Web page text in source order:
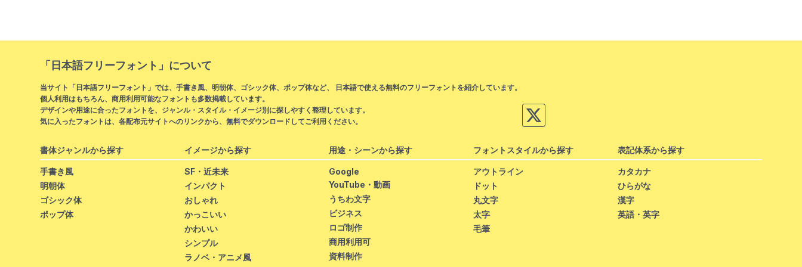
「日本語フリーフォント」について
当サイト「日本語フリーフォント」では、手書き風、明朝体、ゴシック体、ポップ体など、 日本語で使える無料のフリーフォントを紹介しています。
個人利用はもちろん、商用利用可能なフォントも多数掲載しています。
デザインや用途に合ったフォントを、ジャンル・スタイル・イメージ別に探しやすく整理しています。
気に入ったフォントは、各配布元サイトへのリンクから、無料でダウンロードしてご利用ください。
書体ジャンルから探す
手書き風
明朝体
ゴシック体
ポップ体
イメージから探す
SF・近未来
インパクト
おしゃれ
かっこいい
かわいい
シンプル
ラノベ・アニメ風
用途・シーンから探す
Google
YouTube・動画
うちわ文字
ビジネス
ロゴ制作
商用利用可
資料制作
フォントスタイルから探す
アウトライン
ドット
丸文字
太字
毛筆
表記体系から探す
カタカナ
ひらがな
漢字
英語・英字